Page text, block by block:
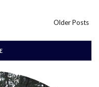
Older Posts